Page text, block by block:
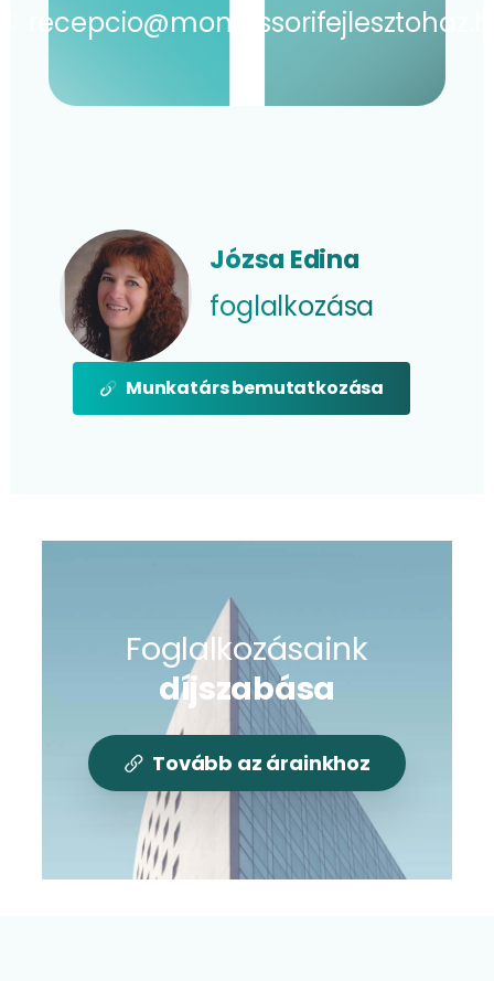
Józsa Edina
foglalkozása
Munkatárs bemutatkozása
Foglalkozásaink
díjszabása
Tovább az árainkhoz